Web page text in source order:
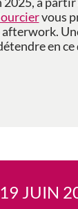
vous
en ce
JUIN